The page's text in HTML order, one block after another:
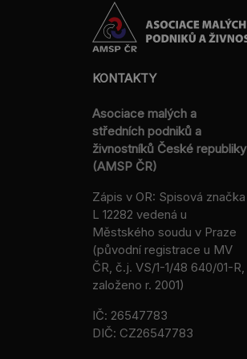
KONTAKTY
Asociace malých a
středních podniků a
živnostníků České republiky
(AMSP ČR)
Zápis v OR: Spisová značka
L 12282 vedená u
Městského soudu v Praze
(původní registrace u MV
ČR, č.j. VS/1-1/48 640/01-R,
založeno r. 2001)
IČ: 26547783
DIČ: CZ26547783